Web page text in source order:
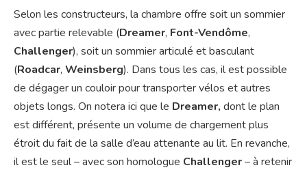
Selon les constructeurs, la chambre offre soit un sommier
avec partie relevable (Dreamer, Font-Vendôme,
Challenger), soit un sommier articulé et basculant
(Roadcar, Weinsberg). Dans tous les cas, il est possible
de dégager un couloir pour transporter vélos et autres
objets longs. On notera ici que le Dreamer, dont le plan
est différent, présente un volume de chargement plus
étroit du fait de la salle d’eau attenante au lit. En revanche,
il est le seul – avec son homologue Challenger– à retenir